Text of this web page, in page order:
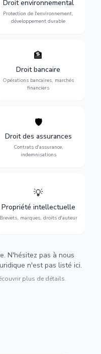
Droit environnemental
Protection de l'environnement,
développement durable
conformité
environnementale, litiges et
développement durable.
🏦
Droit bancaire
Opérations bancaires, marchés
financiers
Gestion de vos opérations
financières : contentieux
bancaire, investissements et
régulation.
🛡️
Droit des assurances
Contrats d'assurance,
indemnisations
Défense de vos intérêts :
contrats d'assurance,
sinistres et indemnisations
optimales.
💡
Propriété intellectuelle
Brevets, marques, droits d'auteur
Protection de vos créations
d'auteur et lutte contre la
contrefaçon.
N'hésitez pas à nous
n'est pas listé ici.
plus de détails.